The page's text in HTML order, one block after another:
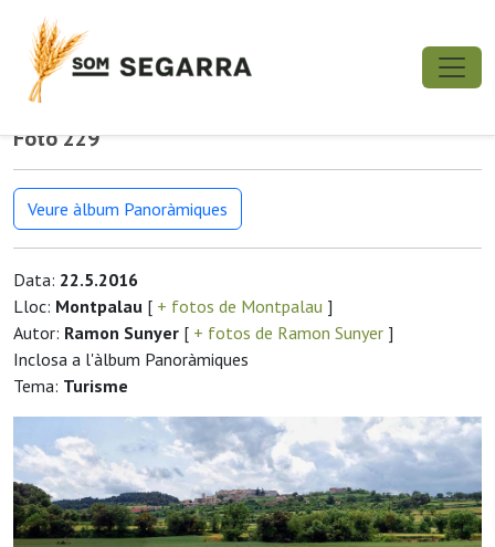
Foto 229
Veure àlbum Panoràmiques
Data: 22.5.2016
Lloc: Montpalau [ + fotos de Montpalau ]
Autor: Ramon Sunyer [ + fotos de Ramon Sunyer ]
Inclosa a l'àlbum Panoràmiques
Tema: Turisme